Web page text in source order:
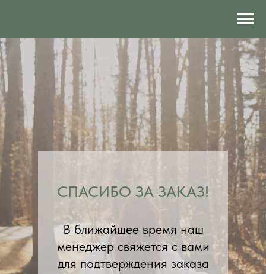
СПАСИБО ЗА ЗАКАЗ!
В ближайшее время наш
менеджер свяжется с вами
для подтверждения заказа